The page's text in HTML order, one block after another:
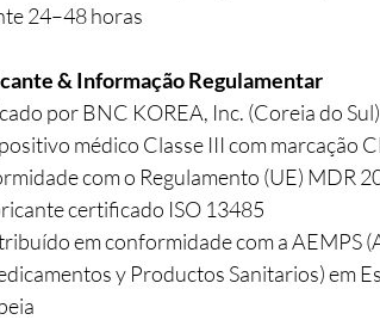
24–48 horas
& Informação Regulamentar
por BNC KOREA, Inc. (Coreia do Sul)
médico Classe III com marcação
com o Regulamento (UE) MDR
certificado ISO 13485
em conformidade com a AEMPS
y Productos Sanitarios) em